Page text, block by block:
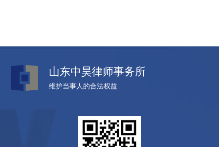
山东中昊律师事务所
维护当事人的合法权益